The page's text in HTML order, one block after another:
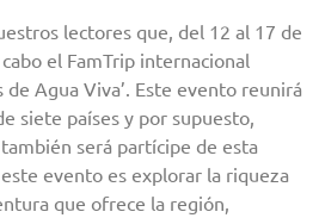
lectores que, del 12 al 17 de
el FamTrip internacional
de Agua Viva’. Este evento reunirá
siete países y por supuesto,
será partícipe de esta
evento es explorar la riqueza
que ofrece la región,